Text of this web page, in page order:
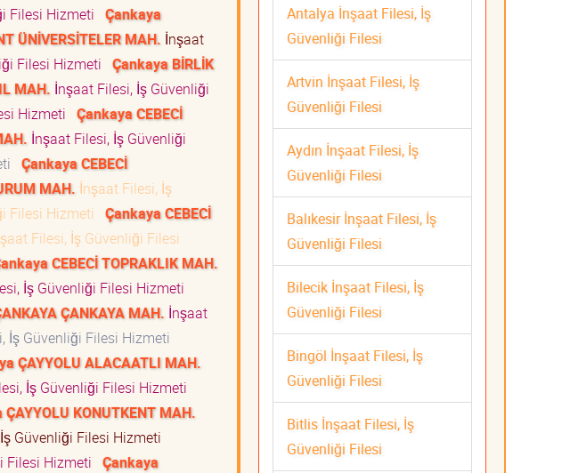
Filesi Hizmeti Çankaya
ÜNİVERSİTELER MAH. İnşaat
Filesi Hizmeti Çankaya BİRLİK
MAH. İnşaat Filesi, İş Güvenliği
Hizmeti Çankaya CEBECİ
İnşaat Filesi, İş Güvenliği
Çankaya CEBECİ
MAH. İnşaat Filesi, İş
Filesi Hizmeti Çankaya CEBECİ
Filesi, İş Güvenliği Filesi
CEBECİ TOPRAKLIK MAH.
İş Güvenliği Filesi Hizmeti
ÇANKAYA MAH. İnşaat
İş Güvenliği Filesi Hizmeti
ÇAYYOLU ALACAATLI MAH.
İş Güvenliği Filesi Hizmeti
KONUTKENT MAH.
Güvenliği Filesi Hizmeti
Filesi Hizmeti Çankaya
Antalya İnşaat Filesi, İş
Güvenliği Filesi
Artvin İnşaat Filesi, İş
Güvenliği Filesi
Aydın İnşaat Filesi, İş
Güvenliği Filesi
Balıkesir İnşaat Filesi, İş
Güvenliği Filesi
Bilecik İnşaat Filesi, İş
Güvenliği Filesi
Bingöl İnşaat Filesi, İş
Güvenliği Filesi
Bitlis İnşaat Filesi, İş
Güvenliği Filesi